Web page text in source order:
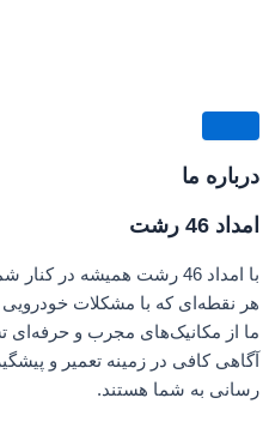
درباره ما
امداد 46 رشت
با امداد 46 رشت همیشه در
هر نقطه‌ای که با مشکلات خودرویی
ما از مکانیک‌های مجرب و حرفه‌ای
آگاهی کافی در زمینه تعمیر و
رسانی به شما هستند.